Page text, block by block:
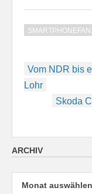
Vom NDR bis
Lohr
Skoda
ARCHIV
Archiv